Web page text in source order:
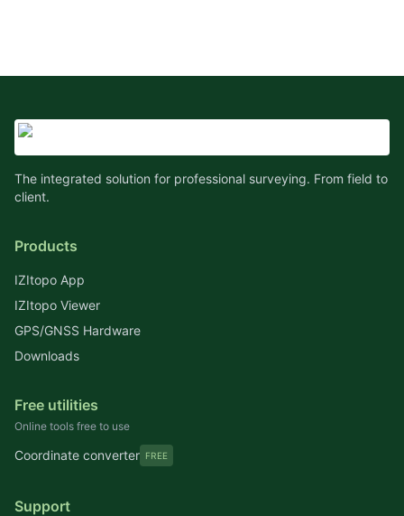
The integrated solution for professional surveying. From field to
client.
Products
IZItopo App
IZItopo Viewer
GPS/GNSS Hardware
Downloads
Free utilities
Online tools free to use
Coordinate converter FREE
Support